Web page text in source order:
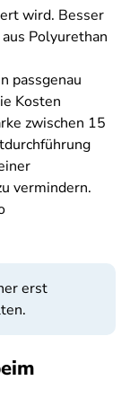
wird. Besser
Polyurethan
passgenau
Kosten
zwischen 15
vermindern.
erst